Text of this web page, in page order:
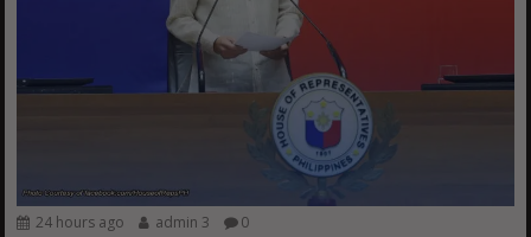
24 hours ago admin 3 0